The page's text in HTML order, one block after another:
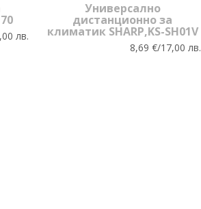
лв.
Универсално
дистанционно за
климатик SHARP,KS-SH01V
8,69 €/17,00 лв.